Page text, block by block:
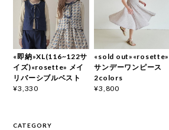
«即納»XL(116~122サ
イズ)«rosette» メイ
リバーシブルベスト
¥3,330
«sold out»«rosette»
サンデーワンピース
2colors
¥3,800
CATEGORY